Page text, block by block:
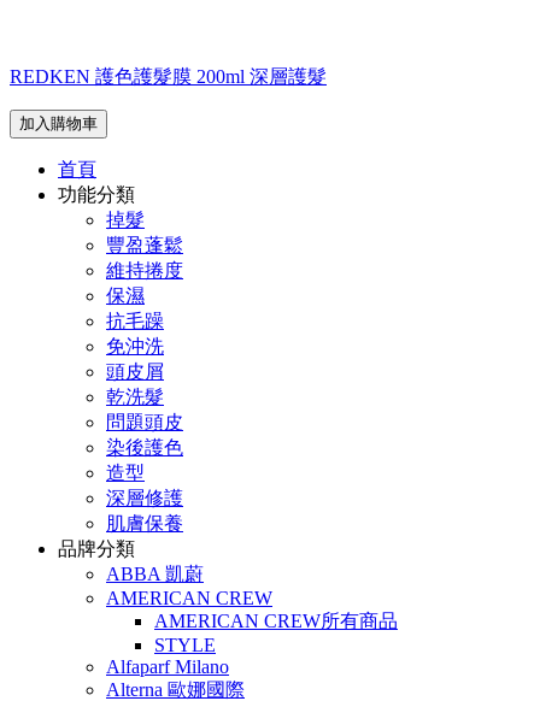
REDKEN 護色護髮膜 200ml 深層護髮
加入購物車
首頁
功能分類
掉髮
豐盈蓬鬆
維持捲度
保濕
抗毛躁
免沖洗
頭皮屑
乾洗髮
問題頭皮
染後護色
造型
深層修護
肌膚保養
品牌分類
ABBA 凱蔚
AMERICAN CREW
AMERICAN CREW所有商品
STYLE
Alfaparf Milano
Alterna 歐娜國際